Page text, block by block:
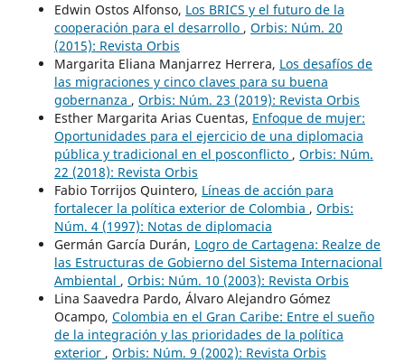
Edwin Ostos Alfonso, Los BRICS y el futuro de la
cooperación para el desarrollo , Orbis: Núm. 20
(2015): Revista Orbis
Margarita Eliana Manjarrez Herrera, Los desafíos de
las migraciones y cinco claves para su buena
gobernanza , Orbis: Núm. 23 (2019): Revista Orbis
Esther Margarita Arias Cuentas, Enfoque de mujer:
Oportunidades para el ejercicio de una diplomacia
pública y tradicional en el posconflicto , Orbis: Núm.
22 (2018): Revista Orbis
Fabio Torrijos Quintero, Líneas de acción para
fortalecer la política exterior de Colombia , Orbis:
Núm. 4 (1997): Notas de diplomacia
Germán García Durán, Logro de Cartagena: Realze de
las Estructuras de Gobierno del Sistema Internacional
Ambiental , Orbis: Núm. 10 (2003): Revista Orbis
Lina Saavedra Pardo, Álvaro Alejandro Gómez
Ocampo, Colombia en el Gran Caribe: Entre el sueño
de la integración y las prioridades de la política
exterior , Orbis: Núm. 9 (2002): Revista Orbis